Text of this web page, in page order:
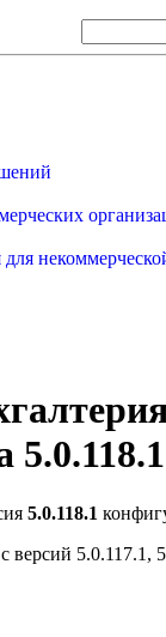
5.0.118.1
версий 5.0.117.1,